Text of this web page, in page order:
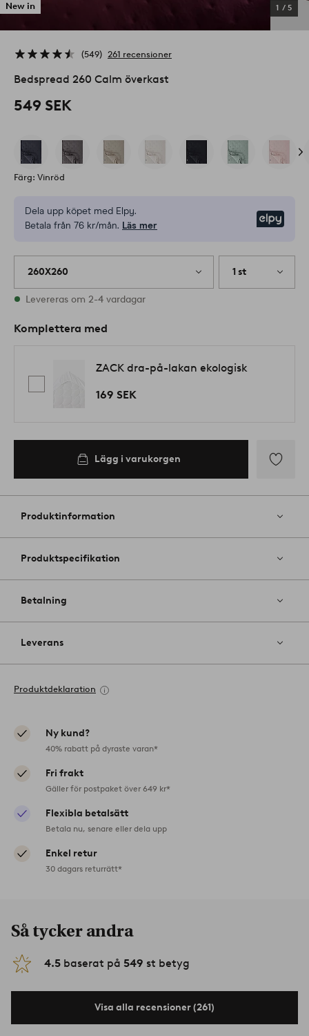
New in 1 / 5
549 261 recensioner
Bedspread 260 Calm överkast
549 SEK
Färg: Vinröd
Dela upp köpet med Elpy.
Betala från 76 kr/mån. Läs mer
260X260 1 st
I lager
Levereras om 2-4 vardagar
Komplettera med
ZACK dra-på-lakan ekologisk
169 SEK
Lägg i varukorgen
till
favoriter
Produktinformation
Produktspecifikation
Betalning
Leverans
Produktdeklaration
Ny kund?
40% rabatt på dyraste varan*
Fri frakt
Gäller för postpaket över 649 kr*
Flexibla betalsätt
Betala nu, senare eller dela upp
Enkel retur
30 dagars returrätt*
Så tycker andra
4.5 baserat på 549 st betyg
Visa alla recensioner (261)